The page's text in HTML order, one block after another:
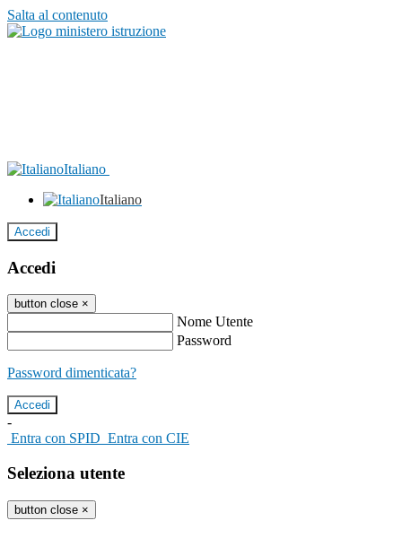
Salta al contenuto
Italiano
Italiano
Accedi
Accedi
button close ×
Nome Utente
Password
Password dimenticata?
-
Entra con SPID Entra con CIE
Seleziona utente
button close ×